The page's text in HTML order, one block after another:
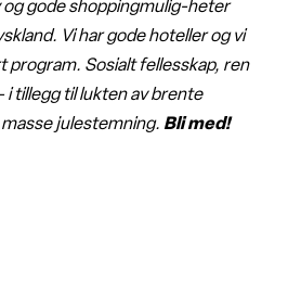
og gode shoppingmulig-heter
Vi har gode hoteller og vi
program. Sosialt fellesskap, ren
tillegg til lukten av brente
julestemning. Bli med!